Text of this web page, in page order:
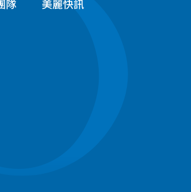
隊
美麗快訊